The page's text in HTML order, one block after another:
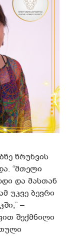
ზრუნვის
“მთელი
და მასთან
უკვე ბევრი
–
შექმნილი